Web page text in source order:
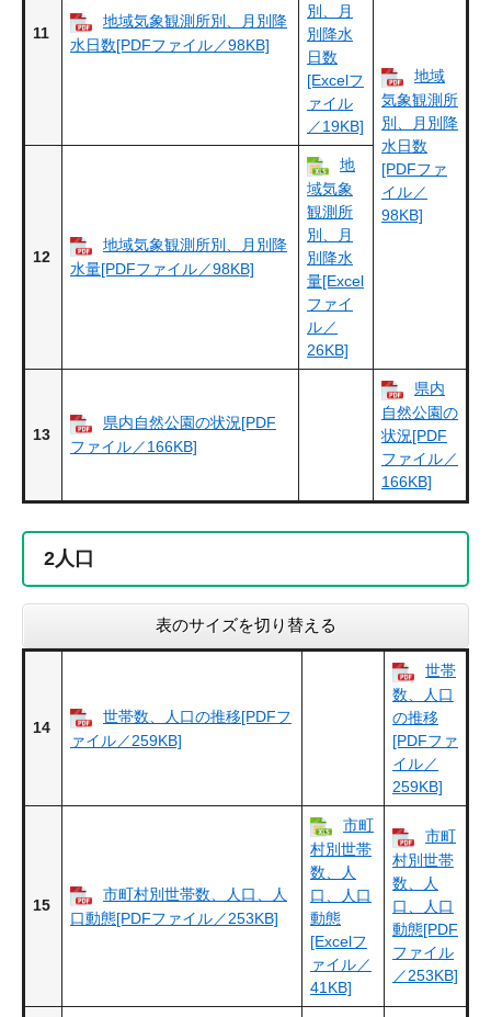
11
地域気象観測所別、月別降
水日数[PDFファイル／98KB]
別、月
別降水
日数
[Excelフ
ァイル
／19KB]
地域
気象観測所
別、月別降
水日数
[PDFファ
イル／
98KB]
12
地域気象観測所別、月別降
水量[PDFファイル／98KB]
地
域気象
観測所
別、月
別降水
量[Excel
ファイ
ル／
26KB]
13
県内自然公園の状況[PDF
ファイル／166KB]
県内
自然公園の
状況[PDF
ファイル／
166KB]
2人口
表のサイズを切り替える
14
世帯数、人口の推移[PDFフ
ァイル／259KB]
世帯
数、人口
の推移
[PDFファ
イル／
259KB]
15
市町村別世帯数、人口、人
口動態[PDFファイル／253KB]
市町
村別世帯
数、人
口、人口
動態
[Excelフ
ァイル／
41KB]
市町
村別世帯
数、人
口、人口
動態[PDF
ファイル
／253KB]